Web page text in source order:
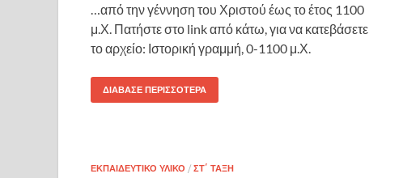
…από την γέννηση του Χριστού έως το έτος 1100
μ.Χ. Πατήστε στο link από κάτω, για να κατεβάσετε
το αρχείο: Ιστορική γραμμή, 0-1100 μ.Χ.
ΔΙΆΒΑΣΕ ΠΕΡΙΣΣΌΤΕΡΑ
ΕΚΠΑΙΔΕΥΤΙΚΌ ΥΛΙΚΌ / ΣΤ΄ ΤΆΞΗ